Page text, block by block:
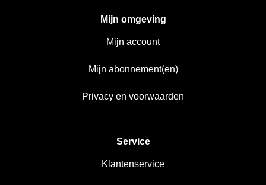
Mijn omgeving
Mijn account
Mijn abonnement(en)
Privacy en voorwaarden
Service
Klantenservice